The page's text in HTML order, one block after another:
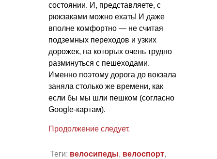
состоянии. И, представляете, с
рюкзаками можно ехать! И даже
вполне комфортно — не считая
подземных переходов и узких
дорожек, на которых очень трудно
разминуться с пешеходами.
Именно поэтому дорога до вокзала
заняла столько же времени, как
если бы мы шли пешком (согласно
Google-картам).
Продолжение следует.
Теги: велосипеды, велоспорт,